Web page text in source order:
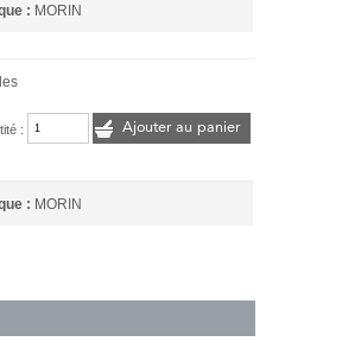
: MORIN
: Ajouter au panier
: MORIN